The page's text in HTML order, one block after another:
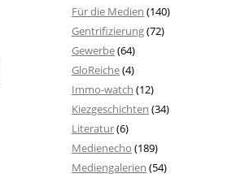
Für die Medien (140)
Gentrifizierung(72)
Gewerbe(64)
GloReiche(4)
Immo-watch (12)
Kiezgeschichten (34)
Literatur(6)
Medienecho (189)
Mediengalerien (54)